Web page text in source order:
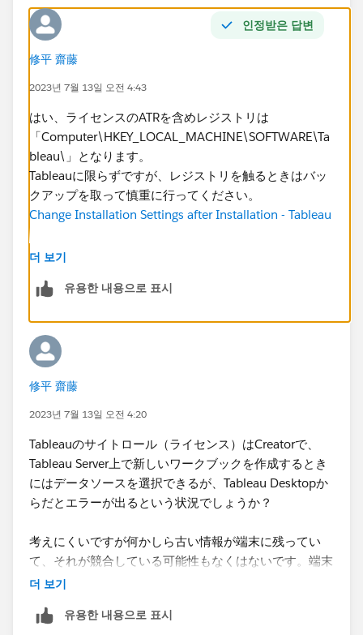
인정받은 답변
修平 齋藤
2023년 7월 13일 오전 4:43
はい、ライセンスのATRを含めレジストリは
「Computer\HKEY_LOCAL_MACHINE\SOFTWARE\Ta
bleau\」となります。
Tableauに限らずですが、レジストリを触るときはバッ
クアップを取って慎重に行ってください。
Change Installation Settings after Installation - Tableau
オンライン編集ではエラーが出ないということですが、
いるアカウントとTaleau Desktopで利用しているアカウ
がよいですね。
더 보기
유용한 내용으로 표시
修平 齋藤
2023년 7월 13일 오전 4:20
Tableauのサイトロール（ライセンス）はCreatorで、
Tableau Server上で新しいワークブックを作成するとき
にはデータソースを選択できるが、Tableau Desktopか
らだとエラーが出るという状況でしょうか？
考えにくいですが何かしら古い情報が端末に残ってい
て、それが競合している可能性もなくはないです。端末
から一度Tableauファミリー製品を全てアンインストー
てみて、それでも解決しない場合はサポートに連絡して
더 보기
유용한 내용으로 표시